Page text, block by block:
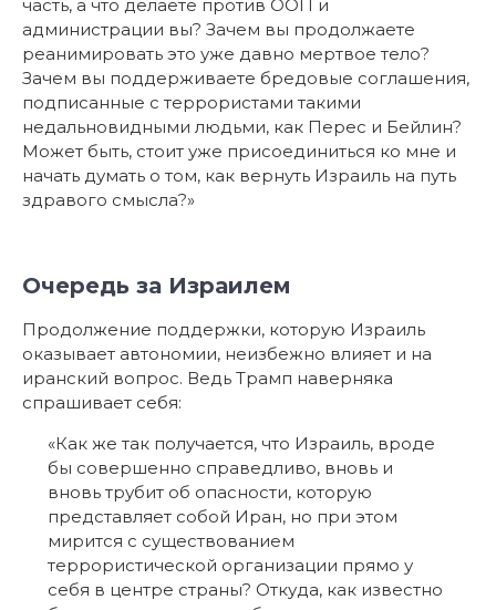
часть, а что делаете против ООП и
администрации вы? Зачем вы продолжаете
реанимировать это уже давно мертвое тело?
Зачем вы поддерживаете бредовые соглашения,
подписанные с террористами такими
недальновидными людьми, как Перес и Бейлин?
Может быть, стоит уже присоединиться ко мне и
начать думать о том, как вернуть Израиль на путь
здравого смысла?»
Очередь за Израилем
Продолжение поддержки, которую Израиль
оказывает автономии, неизбежно влияет и на
иранский вопрос. Ведь Трамп наверняка
спрашивает себя:
«Как же так получается, что Израиль, вроде
бы совершенно справедливо, вновь и
вновь трубит об опасности, которую
представляет собой Иран, но при этом
мирится с существованием
террористической организации прямо у
себя в центре страны? Откуда, как известно